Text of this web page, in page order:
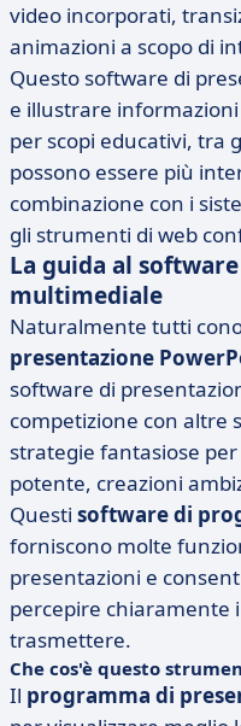
video incorporati,
animazioni a scopo di
Questo software di
e illustrare
per scopi educativi, tra
possono essere più
combinazione con i
gli strumenti di web
La guida al
multimediale
Naturalmente tutti
presentazione
software di
competizione con altre
strategie fantasiose
potente, creazioni
Questi software di
forniscono molte
presentazioni e
percepire chiaramente
trasmettere.
Che cos'è questo
Il programma di